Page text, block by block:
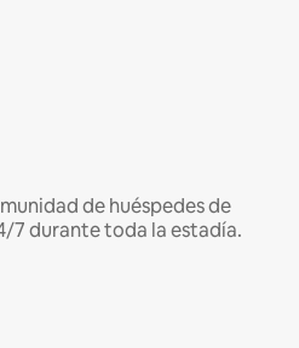
de huéspedes de
7 durante toda la estadía.